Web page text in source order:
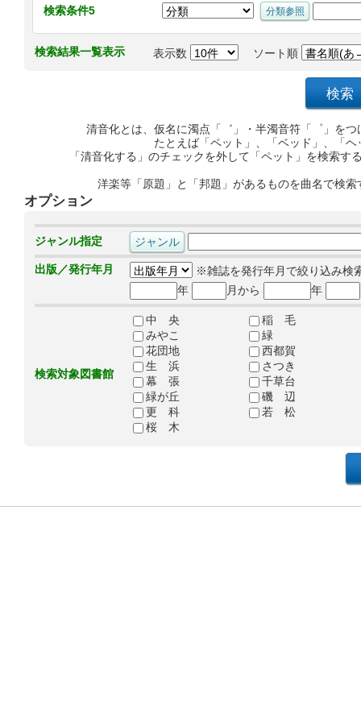
検索条件5
検索結果一覧表示 表示数 ソート順
清音化とは、仮名に濁点「゛」・半濁音符「゜」を
たとえば「ペット」、「ベッド」、「
「清音化する」のチェックを外して「ペット」を検索
洋楽等「原題」と「邦題」があるものを曲名で検
オプション
ジャンル指定
出版／発行年月
※雑誌を発行年月で絞り込み検
年
月から 年
検索対象図書館
中 央
稲 毛
みやこ
緑
花団地
西都賀
生 浜
さつき
幕 張
千草台
緑が丘
磯 辺
更 科
若 松
桜 木